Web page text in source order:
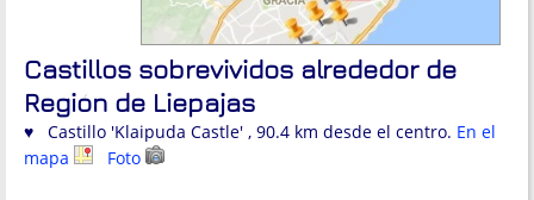
Castillos sobrevividos alrededor de
Región de Liepajas
♥ Castillo 'Klaipuda Castle' , 90.4 km desde el centro. En el
mapa
Foto